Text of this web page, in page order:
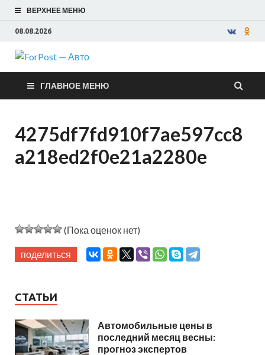
ВЕРХНЕЕ МЕНЮ
08.08.2026
ForPost —
Авто
ГЛАВНОЕ МЕНЮ
4275df7fd910f7ae597cc8
a218ed2f0e21a2280e
(Пока оценок нет)
поделиться
СТАТЬИ
Автомобильные цены в
последний месяц весны:
прогноз экспертов